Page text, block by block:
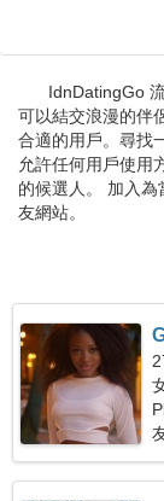
IdnDatingGo
可以結交浪漫的伴
合適的用戶。尋找
允許任何用戶使用
的候選人。 加入
友網站。